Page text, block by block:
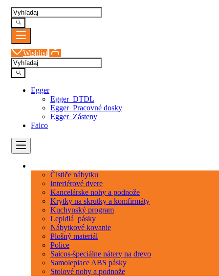
Wishlist
Egger
Egger_DTDL
Egger_Pracovné dosky
Egger_Zásteny
Falco
Čističe nábytku
Interiérové dvere
Kancelárske nohy a podnože
Krytky na skrutky a komfirmáty
Kuchynský program
Lepidlá_pásky
Nábytkové kovanie
Plošný materiál
Police
Saicos-špeciálne nátery na drevo
Samolepiace ABS pásky
Stolové nohy a podnože